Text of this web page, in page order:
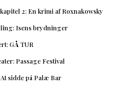
2: En krimi af Roxnakowsky
Isens brydninger
GÅ TUR
Passage Festival
sidde på Palæ Bar